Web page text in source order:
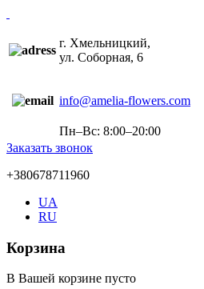
г. Хмельницкий,
ул. Соборная, 6
info@amelia-flowers.com
Пн–Вс: 8:00–20:00
Заказать звонок
+380678711960
UA
RU
Корзина
В Вашей корзине пусто